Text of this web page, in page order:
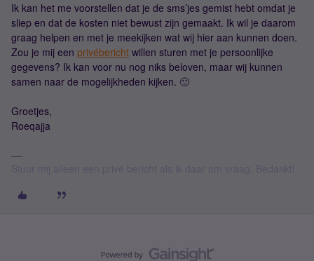
Ik kan het me voorstellen dat je de sms’jes gemist hebt omdat je
sliep en dat de kosten niet bewust zijn gemaakt. Ik wil je daarom
graag helpen en met je meekijken wat wij hier aan kunnen doen.
Zou je mij een privébericht willen sturen met je persoonlijke
gegevens? Ik kan voor nu nog niks beloven, maar wij kunnen
samen naar de mogelijkheden kijken. 🙂
Groetjes,
Roeqajja